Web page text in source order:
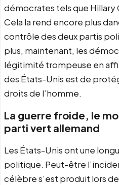
démocrates tels que Hillary
Cela la rend encore plus
contrôle des deux partis
plus, maintenant, les
légitimité trompeuse en
des États-Unis est de
droits de l’homme.
La guerre froide, le
parti vert allemand
Les États-Unis ont une
politique. Peut-être
célèbre s’est produit lors